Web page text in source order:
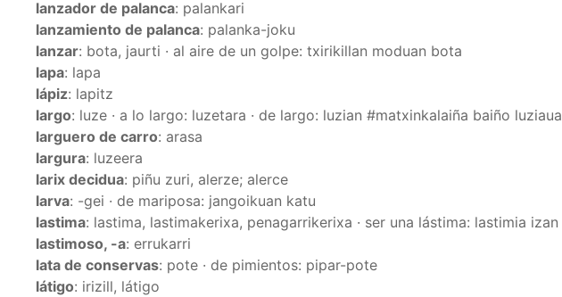
lanzador de palanca: palankari
lanzamiento de palanca: palanka-joku
lanzar: bota, jaurti · al aire de un golpe: txirikillan moduan bota
lapa: lapa
lápiz: lapitz
largo: luze · a lo largo: luzetara · de largo: luzian #matxinkalaiña baiño luziaua
larguero de carro: arasa
largura: luzeera
larix decidua: piñu zuri, alerze; alerce
larva: -gei · de mariposa: jangoikuan katu
lastima: lastima, lastimakerixa, penagarrikerixa · ser una lástima: lastimia izan
lastimoso, -a: errukarri
lata de conservas: pote · de pimientos: pipar-pote
látigo: irizill, látigo